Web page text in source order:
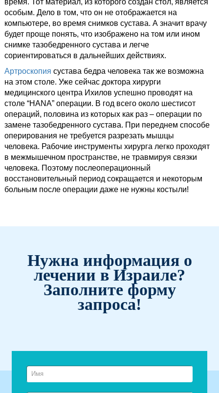
время. Тот материал, из которого создан стол, является
особым. Дело в том, что он не отображается на
компьютере, во время снимков сустава. А значит врачу
будет проще понять, что изображено на том или ином
снимке тазобедренного сустава и легче
сориентироваться в дальнейших действиях.
Артроскопия сустава бедра человека так же возможна
на этом столе. Уже сейчас доктора хирурги
медицинского центра Ихилов успешно проводят на
столе “HANA” операции. В год всего около шестисот
операций, половина из которых как раз – операции по
замене тазобедренного сустава. При переднем способе
оперирования не требуется разрезать мышцы
человека. Рабочие инструменты хирурга легко проходят
в межмышечном пространстве, не травмируя связки
человека. Поэтому послеоперационный
восстановительный период сокращается и некоторым
больным после операции даже не нужны костыли!
Нужна информация о
лечении в Израиле?
Заполните форму
запроса!